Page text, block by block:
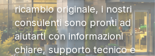
ricambio originale, i nostri
consulenti sono pronti ad
aiutarti con informazioni
chiare, supporto tecnico e